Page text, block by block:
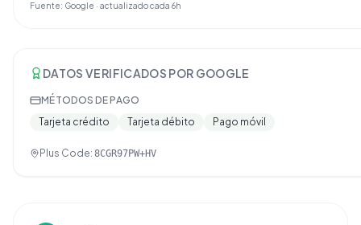
Fuente: Google · actualizado cada 6h
DATOS VERIFICADOS POR GOOGLE
MÉTODOS DE PAGO
Tarjeta crédito
Tarjeta débito Pago móvil
Plus Code: 8CGR97PW+HV